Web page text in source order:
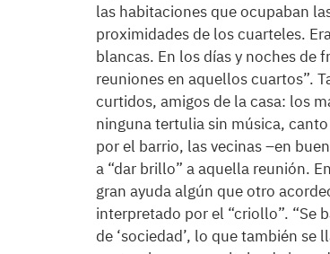
las habitaciones que ocupaban
proximidades de los cuarteles.
blancas. En los días y noches de
reuniones en aquellos cuartos”.
curtidos, amigos de la casa: los
ninguna tertulia sin música,
por el barrio, las vecinas –en
a “dar brillo” a aquella reunión.
gran ayuda algún que otro
interpretado por el “criollo”. “Se
de ‘sociedad’, lo que también se